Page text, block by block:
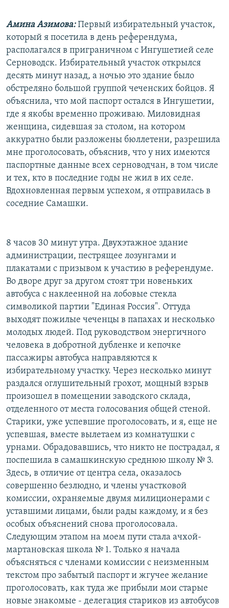
Амина Азимова:Первый избирательный участок,
который я посетила в день референдума,
располагался в приграничном с Ингушетией селе
Серноводск. Избирательный участок открылся
десять минут назад, а ночью это здание было
обстреляно большой группой чеченских бойцов. Я
объяснила, что мой паспорт остался в Ингушетии,
где я якобы временно проживаю. Миловидная
женщина, сидевшая за столом, на котором
аккуратно были разложены бюллетени, разрешила
мне проголосовать, объяснив, что у них имеются
паспортные данные всех серноводчан, в том числе
и тех, кто в последние годы не жил в их селе.
Вдохновленная первым успехом, я отправилась в
соседние Самашки.
8 часов 30 минут утра. Двухэтажное здание
администрации, пестрящее лозунгами и
плакатами с призывом к участию в референдуме.
Во дворе друг за другом стоят три новеньких
автобуса с наклеенной на лобовые стекла
символикой партии "Единая Россия". Оттуда
выходят пожилые чеченцы в папахах и несколько
молодых людей. Под руководством энергичного
человека в добротной дубленке и кепочке
пассажиры автобуса направляются к
избирательному участку. Через несколько минут
раздался оглушительный грохот, мощный взрыв
произошел в помещении заводского склада,
отделенного от места голосования общей стеной.
Старики, уже успевшие проголосовать, и я, еще не
успевшая, вместе вылетаем из комнатушки с
урнами. Обрадовавшись, что никто не пострадал, я
поспешила в самашкинскую среднюю школу № 3.
Здесь, в отличие от центра села, оказалось
совершенно безлюдно, и члены участковой
комиссии, охраняемые двумя милиционерами с
уставшими лицами, были рады каждому, и я без
особых объяснений снова проголосовала.
Следующим этапом на моем пути стала ачхой-
мартановская школа № 1. Только я начала
объясняться с членами комиссии с неизменным
текстом про забытый паспорт и жгучее желание
проголосовать, как туда же прибыли мои старые
новые знакомые - делегация стариков из автобусов